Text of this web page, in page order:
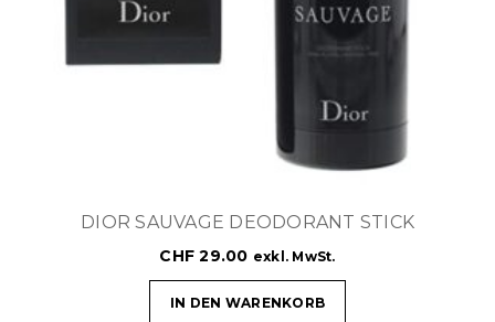
DIOR SAUVAGE DEODORANT STICK
CHF 29.00 exkl. MwSt.
IN DEN WARENKORB